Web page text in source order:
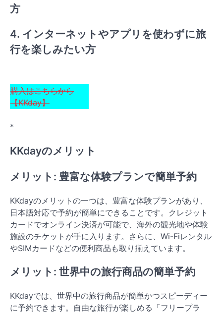
方
4. インターネットやアプリを使わずに旅
行を楽しみたい方
購入はこちらから
【KKday】
*
KKdayのメリット
メリット: 豊富な体験プランで簡単予約
KKdayのメリットの一つは、豊富な体験プランがあり、
日本語対応で予約が簡単にできることです。クレジット
カードでオンライン決済が可能で、海外の観光地や体験
施設のチケットが手に入ります。さらに、Wi-Fiレンタル
やSIMカードなどの便利商品も取り揃えています。
メリット: 世界中の旅行商品の簡単予約
KKdayでは、世界中の旅行商品が簡単かつスピーディー
に予約できます。自由な旅行が楽しめる「フリープラ